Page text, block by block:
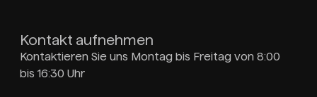
Kontakt aufnehmen
Kontaktieren Sie uns Montag bis Freitag von 8:00
bis 16:30 Uhr